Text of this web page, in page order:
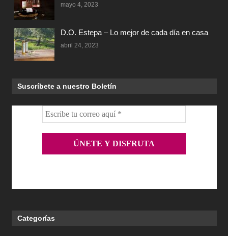
mayo 4, 2023
D.O. Estepa – Lo mejor de cada día en casa
abril 24, 2023
Suscríbete a nuestro Boletín
Categorías